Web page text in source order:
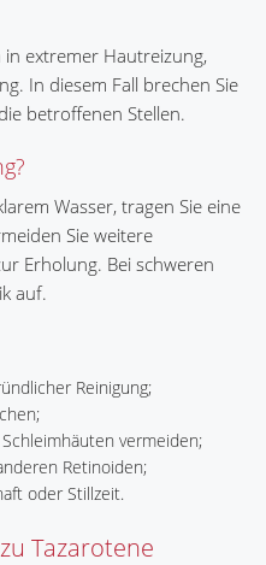
extremer Hautreizung,
In diesem Fall brechen Sie
betroffenen Stellen.
Wasser, tragen Sie eine
Sie weitere
Erholung. Bei schweren
auf.
Reinigung;
vermeiden;
Retinoiden;
oder Stillzeit.
Tazarotene